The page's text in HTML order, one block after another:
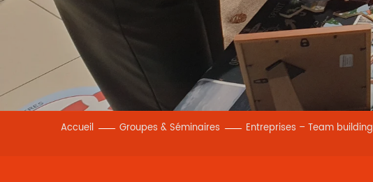
Accueil Groupes & Séminaires Entreprises – Team building